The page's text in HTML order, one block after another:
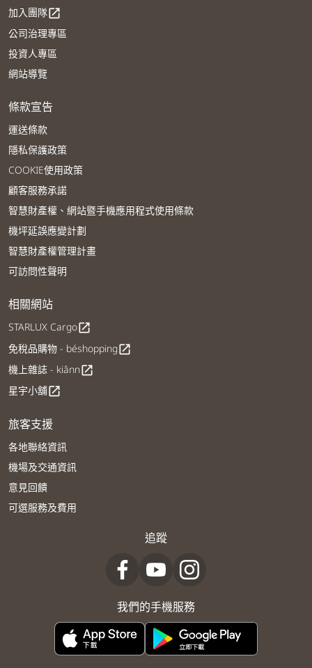
加入團隊open_in_new
公司治理專區
投資人專區
網站導覽
條款宣告
運送條款
隱私保護政策
COOKIE使用政策
顧客服務承諾
智慧財產權、網站暨手機應用程式使用條款
機坪延誤應變計劃
智慧財產權管理計畫
可訪問性聲明
相關網站
STARLUX Cargoopen_in_new
免稅品購物 - béshoppingopen_in_new
機上雜誌 - kiânnopen_in_new
星宇小舖open_in_new
旅客支援
各地聯絡資訊
機場及交通資訊
意見回饋
可選服務及費用
追蹤
我們的手機服務